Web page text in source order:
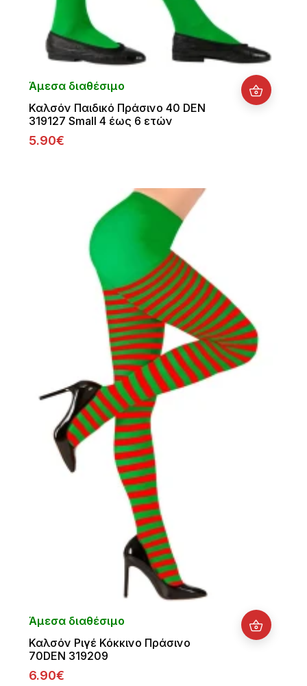
Άμεσα διαθέσιμο
Καλσόν Παιδικό Πράσινο 40 DEN
319127 Small 4 έως 6 ετών
5.90€
Άμεσα διαθέσιμο
Καλσόν Ριγέ Κόκκινο Πράσινο
70DEN 319209
6.90€